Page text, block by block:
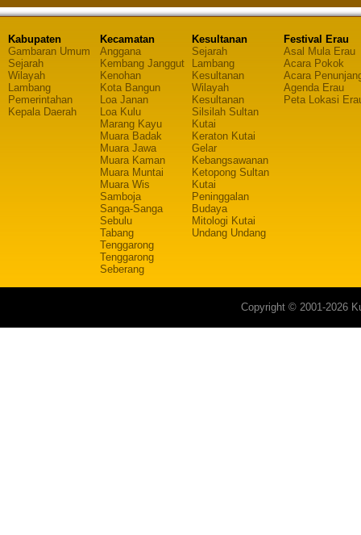
Kabupaten
Gambaran Umum
Sejarah
Wilayah
Lambang
Pemerintahan
Kepala Daerah
Kecamatan
Anggana
Kembang Janggut
Kenohan
Kota Bangun
Loa Janan
Loa Kulu
Marang Kayu
Muara Badak
Muara Jawa
Muara Kaman
Muara Muntai
Muara Wis
Samboja
Sanga-Sanga
Sebulu
Tabang
Tenggarong
Tenggarong
Seberang
Kesultanan
Sejarah
Lambang
Kesultanan
Wilayah
Kesultanan
Silsilah Sultan
Kutai
Keraton Kutai
Gelar
Kebangsawanan
Ketopong Sultan
Kutai
Peninggalan
Budaya
Mitologi Kutai
Undang Undang
Festival Erau
Asal Mula Erau
Acara Pokok
Acara
Agenda Erau
Peta Lokasi
Copyright © 2001-2026